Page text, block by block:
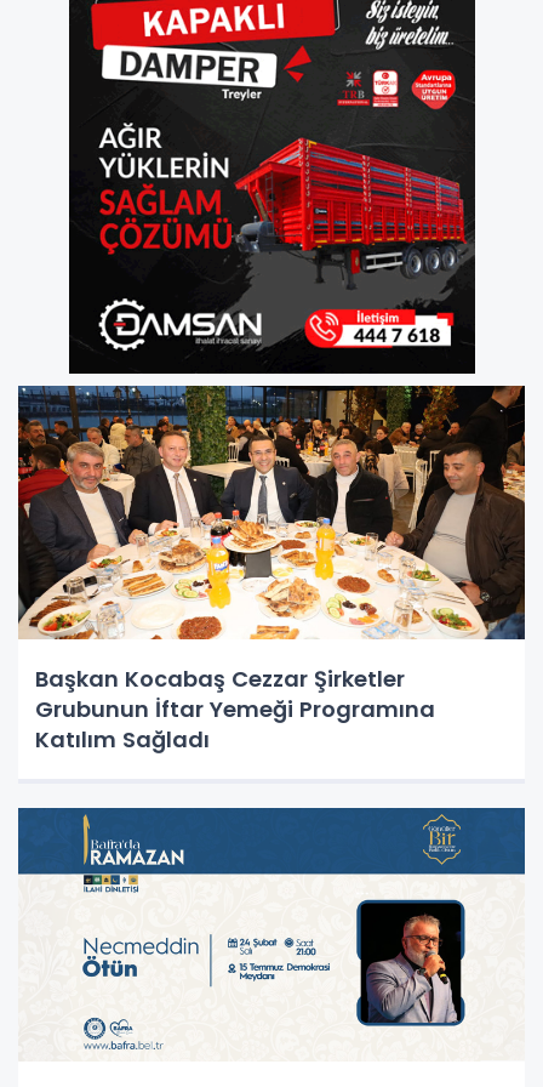
Başkan Kocabaş Cezzar Şirketler
Grubunun İftar Yemeği Programına
Katılım Sağladı